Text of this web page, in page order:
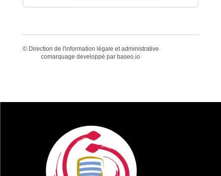
© Direction de l'information légale et administrative
comarquage developpé parbaseo.io